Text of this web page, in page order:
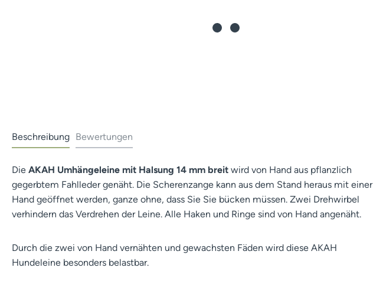
Beschreibung Bewertungen
Die AKAH Umhängeleine mit Halsung 14 mm breit wird von Hand aus pflanzlich
gegerbtem Fahlleder genäht. Die Scherenzange kann aus dem Stand heraus mit einer
Hand geöffnet werden, ganze ohne, dass Sie Sie bücken müssen. Zwei Drehwirbel
verhindern das Verdrehen der Leine. Alle Haken und Ringe sind von Hand angenäht.
Durch die zwei von Hand vernähten und gewachsten Fäden wird diese AKAH
Hundeleine besonders belastbar.